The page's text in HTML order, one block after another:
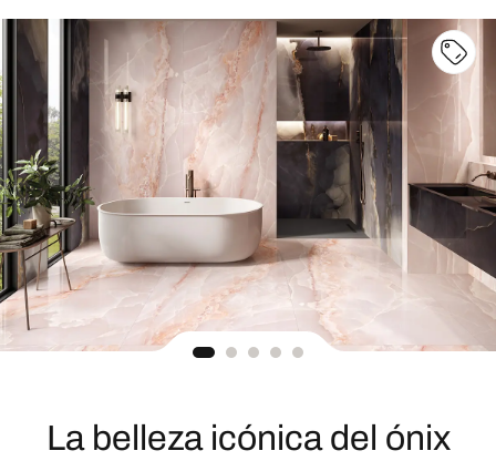
La belleza icónica del ónix